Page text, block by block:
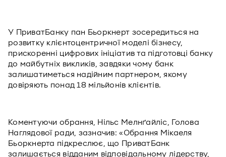
У ПриватБанку пан Бьоркнерт зосередиться на
розвитку клієнтоцентричної моделі бізнесу,
прискоренні цифрових ініціатив та підготовці банку
до майбутніх викликів, завдяки чому банк
залишатиметься надійним партнером, якому
довіряють понад 18 мільйонів клієнтів.
Коментуючи обрання, Нільс Мелнґайліс, Голова
Наглядової ради, зазначив: «Обрання Мікаеля
Бьоркнерта підкреслює, що ПриватБанк
залишається відданим відповідальному лідерству,